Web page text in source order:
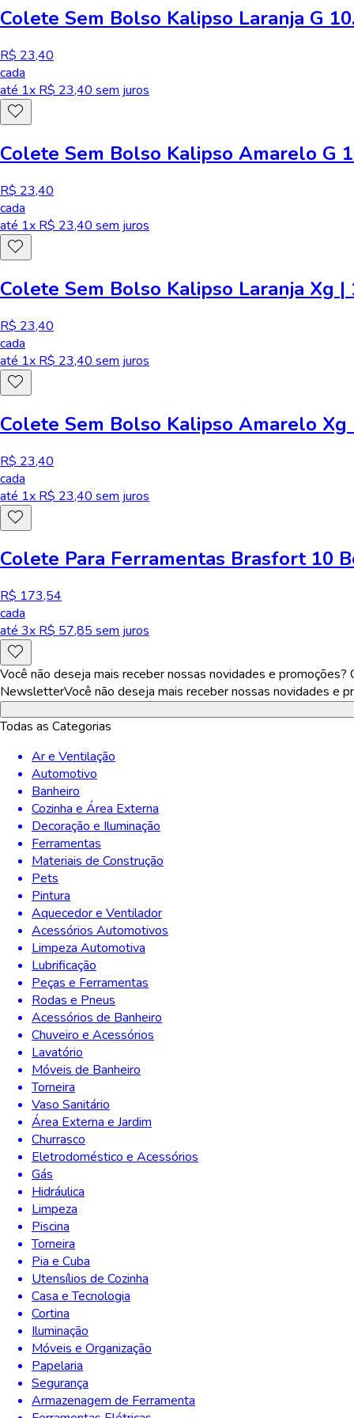
Colete Sem Bolso Kalipso Laranja G
R$ 23,40
cada
até 1x R$ 23,40 sem juros
Colete Sem Bolso Kalipso Amarelo G
R$ 23,40
cada
até 1x R$ 23,40 sem juros
Colete Sem Bolso Kalipso Laranja Xg |
R$ 23,40
cada
até 1x R$ 23,40 sem juros
Colete Sem Bolso Kalipso Amarelo Xg
R$ 23,40
cada
até 1x R$ 23,40 sem juros
Colete Para Ferramentas Brasfort 10
R$ 173,54
cada
até 3x R$ 57,85 sem juros
Você não deseja mais receber nossas novidades e promoções?
NewsletterVocê não deseja mais receber nossas novidades e
Todas as Categorias
Ar e Ventilação
Automotivo
Banheiro
Cozinha e Área Externa
Decoração e Iluminação
Ferramentas
Materiais de Construção
Pets
Pintura
Aquecedor e Ventilador
Acessórios Automotivos
Limpeza Automotiva
Lubrificação
Peças e Ferramentas
Rodas e Pneus
Acessórios de Banheiro
Chuveiro e Acessórios
Lavatório
Móveis de Banheiro
Torneira
Vaso Sanitário
Área Externa e Jardim
Churrasco
Eletrodoméstico e Acessórios
Gás
Hidráulica
Limpeza
Piscina
Torneira
Pia e Cuba
Utensílios de Cozinha
Casa e Tecnologia
Cortina
Iluminação
Móveis e Organização
Papelaria
Segurança
Armazenagem de Ferramenta